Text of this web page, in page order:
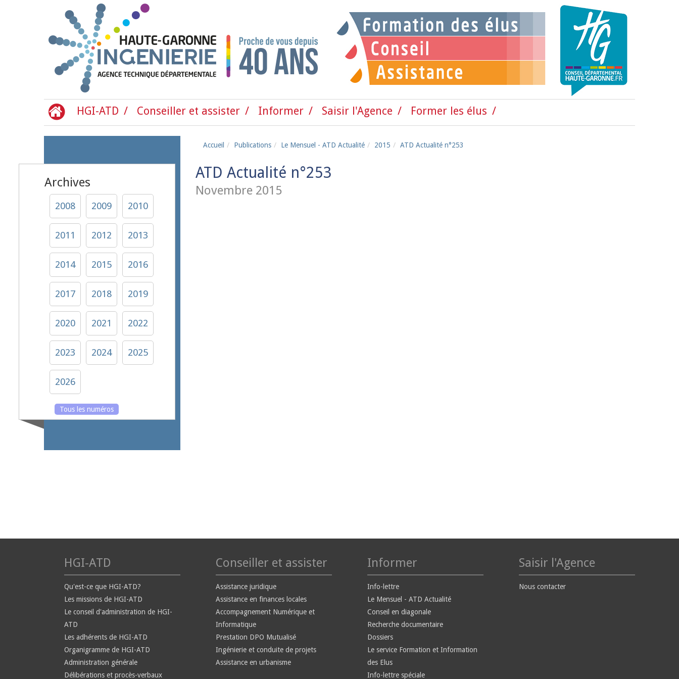
HGI-ATD Conseiller et assister Informer Saisir l'Agence Former les élus
Archives
2008 2009 2010
2011 2012 2013
2014 2015 2016
2017 2018 2019
2020 2021 2022
2023 2024 2025
2026
Tous les numéros
Accueil Publications Le Mensuel - ATD Actualité 2015 ATD Actualité n°253
ATD Actualité n°253
Novembre 2015
HGI-ATD
Qu'est-ce que HGI-ATD?
Les missions de HGI-ATD
Le conseil d'administration de HGI-
ATD
Les adhérents de HGI-ATD
Organigramme de HGI-ATD
Administration générale
Délibérations et procès-verbaux
Conseiller et assister
Assistance juridique
Assistance en finances locales
Accompagnement Numérique et
Informatique
Prestation DPO Mutualisé
Ingénierie et conduite de projets
Assistance en urbanisme
Informer
Info-lettre
Le Mensuel - ATD Actualité
Conseil en diagonale
Recherche documentaire
Dossiers
Le service Formation et Information
des Elus
Info-lettre spéciale
Saisir l'Agence
Nous contacter